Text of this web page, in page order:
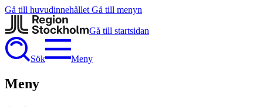
Gå till huvudinnehållet Gå till menyn
Gå till startsidan
Sök Meny
Meny